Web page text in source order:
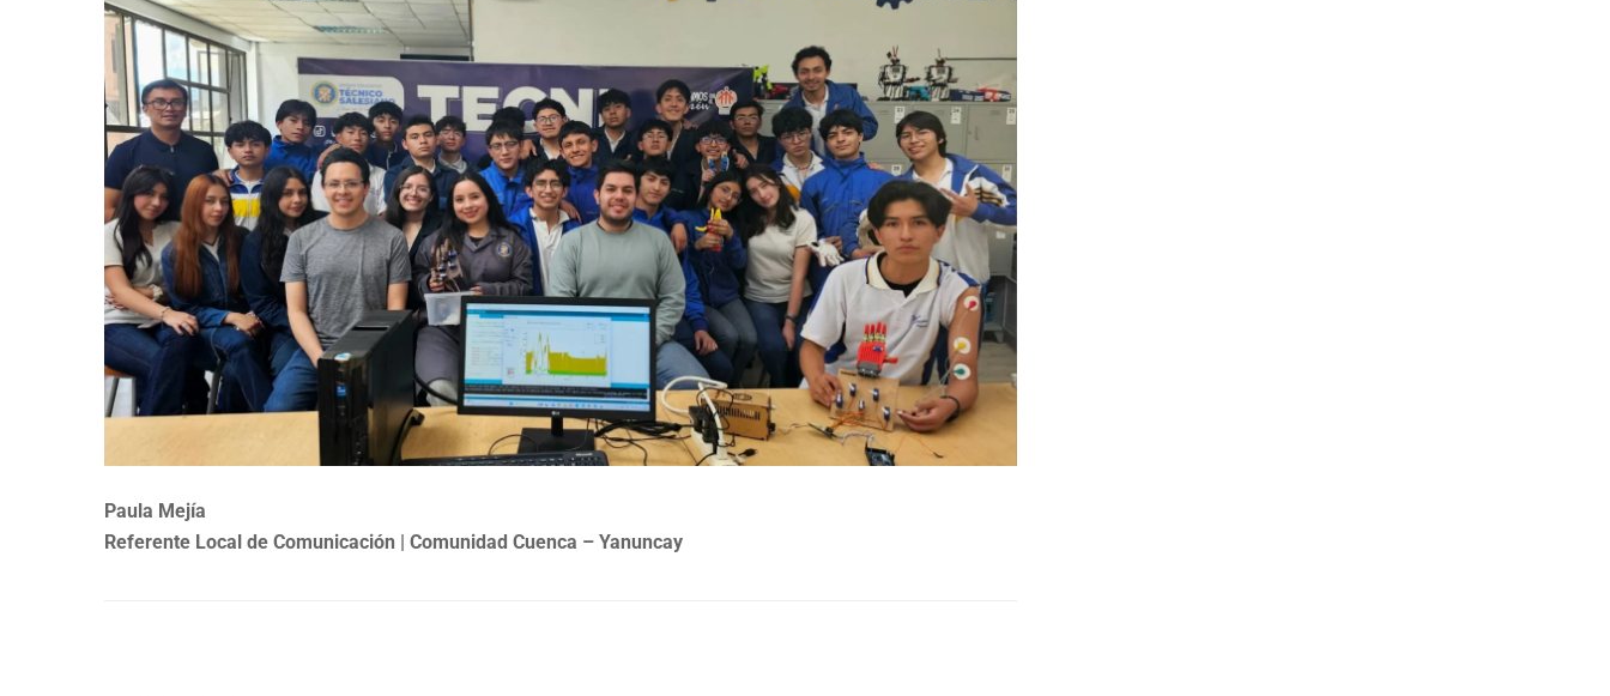
Paula Mejía
Referente Local de Comunicación | Comunidad Cuenca – Yanuncay